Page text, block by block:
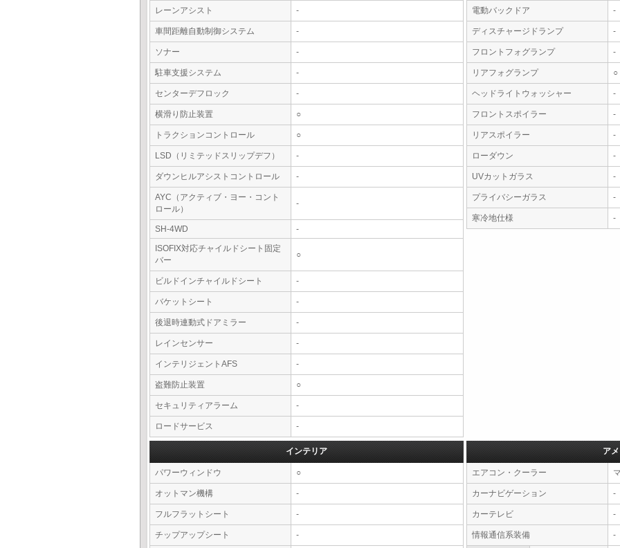
レーンアシスト -
車間距離自動制御システム -
ソナー -
駐車支援システム -
センターデフロック -
横滑り防止装置 ○
トラクションコントロール ○
LSD（リミテッドスリップデフ） -
ダウンヒルアシストコントロール -
AYC（アクティブ・ヨー・コント
ロール）
-
SH-4WD
-
ISOFIX対応チャイルドシート固定
バー
○
ビルドインチャイルドシート -
バケットシート -
後退時連動式ドアミラー -
レインセンサー -
インテリジェントAFS -
盗難防止装置 ○
セキュリティアラーム -
ロードサービス -
電動バックドア -
ディスチャージドランプ -
フロントフォグランプ -
リアフォグランプ ○
ヘッドライトウォッシャー -
フロントスポイラー -
リアスポイラー -
ローダウン -
UVカットガラス -
プライバシーガラス -
寒冷地仕様 -
インテリア
パワーウィンドウ ○
オットマン機構 -
フルフラットシート -
チップアップシート -
ア
エアコン・クーラー
カーナビゲーション -
カーテレビ -
情報通信系装備 -